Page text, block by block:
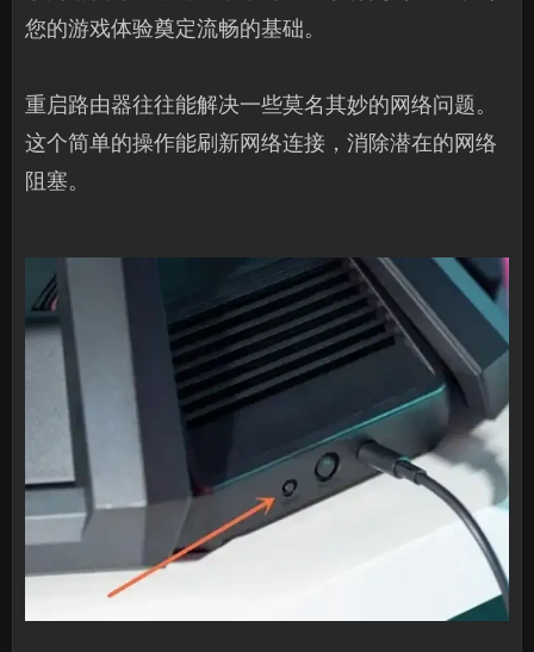
您的游戏体验奠定流畅的基础。
重启路由器往往能解决一些莫名其妙的网络问题。
这个简单的操作能刷新网络连接，消除潜在的网络
阻塞。